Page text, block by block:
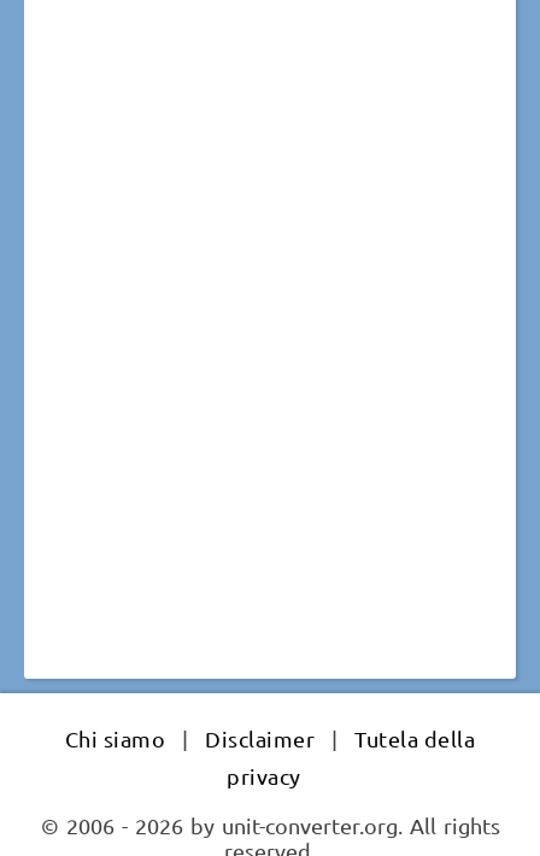
Chi siamo | Disclaimer |
Tutela della
privacy
© 2006 - 2026 by unit-converter.org. All rights
reserved.